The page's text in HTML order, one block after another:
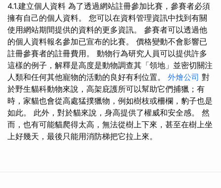
4.1.建立個人資料 為了透過網站註冊參加比賽，參賽者必須
擁有自己的個人資料。 您可以在資料管理資訊中找到有關
使用網站期間提供的資料的更多資訊。 參賽者可以透過他
的個人資料報名參加已宣布的比賽。 價格變動不會影響已
註冊參賽者的註冊費用。 動物行為研究人員可以提供許多
這樣的例子，解釋是高度是動物調查其「領地」並密切關注
人類和任何其他寵物的活動的良好有利位置。 外燴公司 對
於野生貓科動物來說，高架庇護所可以幫助它們捕獵；有
時，家貓也會從高處猛撲獵物，例如樹枝或柵欄，豹子也是
如此。 此外，對於貓來說，身高提供了權威和安全感。 然
而，也有可能貓爬得太高，無法從樹上下來，甚至在樹上坐
上好幾天，最後只能用消防梯把它拉上來。